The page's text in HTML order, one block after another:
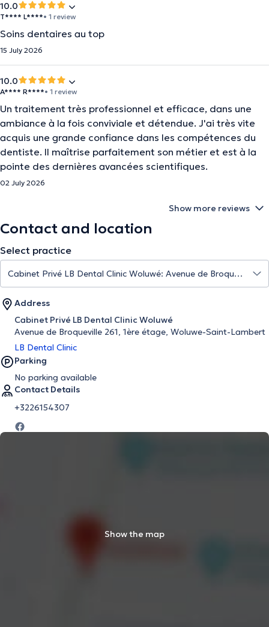
10.0
T**** L****• 1 review
Soins dentaires au top
15 July 2026
10.0
A**** R****• 1 review
Un traitement très professionnel et efficace, dans une
ambiance à la fois conviviale et détendue. J'ai très vite
acquis une grande confiance dans les compétences du
dentiste. Il maîtrise parfaitement son métier et est à la
pointe des dernières avancées scientifiques.
02 July 2026
Show more reviews
Contact and location
Select practice
Address
Cabinet Privé LB Dental Clinic Woluwé
Avenue de Broqueville 261, 1ère étage, Woluwe-Saint-Lambert
LB Dental Clinic
Parking
No parking available
Contact Details
+3226154307
Show the map